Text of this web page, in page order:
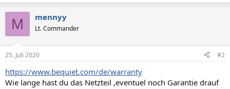
M mennyy
Lt. Commander
25. Juli 2020 #2
https://www.bequiet.com/de/warranty
Wie lange hast du das Netzteil ,eventuel noch Garantie drauf